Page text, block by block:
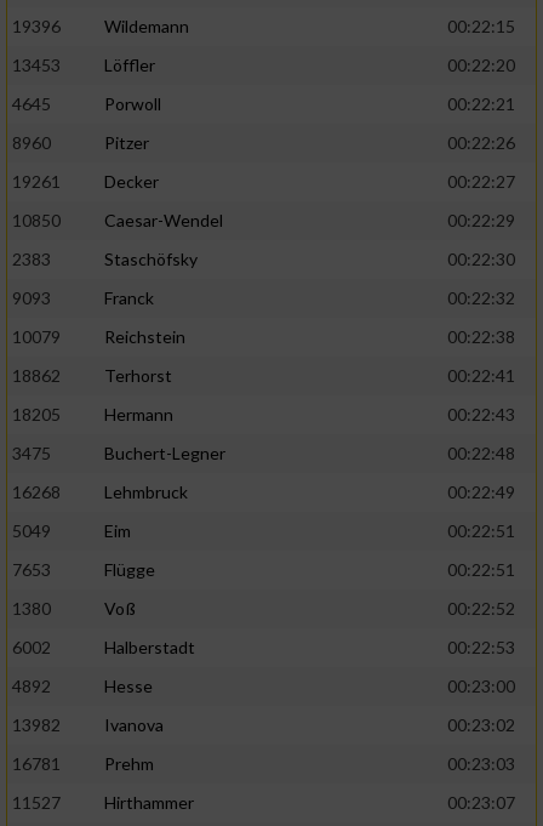
19396
Wildemann
00:22:15
13453
Löffler
00:22:20
4645
Porwoll
00:22:21
8960
Pitzer
00:22:26
19261
Decker
00:22:27
10850
Caesar-Wendel
00:22:29
2383
Staschöfsky
00:22:30
9093
Franck
00:22:32
10079
Reichstein
00:22:38
18862
Terhorst
00:22:41
18205
Hermann
00:22:43
3475
Buchert-Legner
00:22:48
16268
Lehmbruck
00:22:49
5049
Eim
00:22:51
7653
Flügge
00:22:51
1380
Voß
00:22:52
6002
Halberstadt
00:22:53
4892
Hesse
00:23:00
13982
Ivanova
00:23:02
16781
Prehm
00:23:03
11527
Hirthammer
00:23:07